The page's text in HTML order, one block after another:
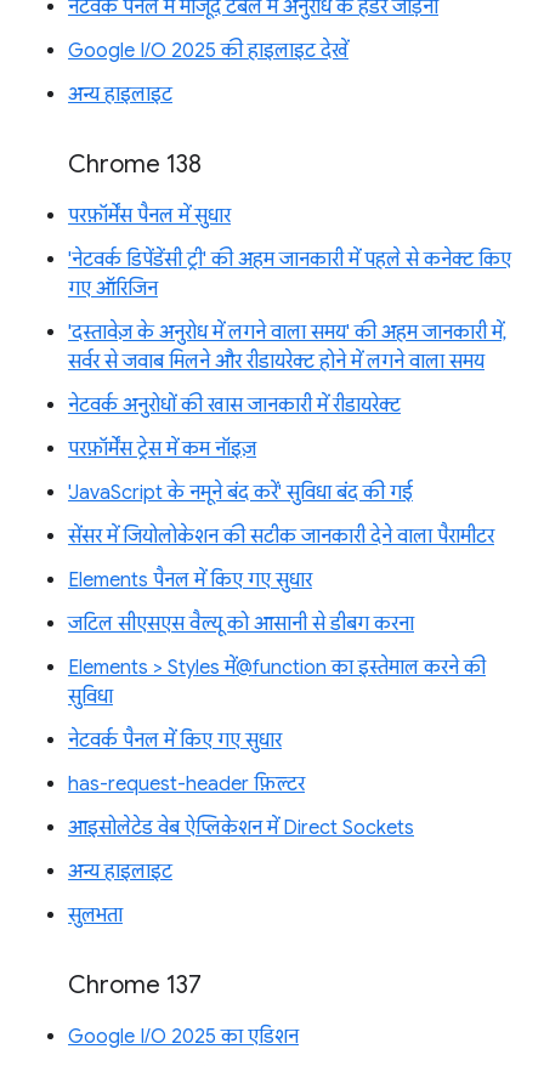
नेटवर्क पैनल में मौजूद टेबल में अनुरोध के हेडर जोड़ना
Google I/O 2025 की हाइलाइट देखें
अन्य हाइलाइट
Chrome 138
परफ़ॉर्मेंस पैनल में सुधार
'नेटवर्क डिपेंडेंसी ट्री' की अहम जानकारी में पहले से कनेक्ट किए
गए ऑरिजिन
'दस्तावेज़ के अनुरोध में लगने वाला समय' की अहम जानकारी में,
सर्वर से जवाब मिलने और रीडायरेक्ट होने में लगने वाला समय
नेटवर्क अनुरोधों की खास जानकारी में रीडायरेक्ट
परफ़ॉर्मेंस ट्रेस में कम नॉइज़
'JavaScript के नमूने बंद करें' सुविधा बंद की गई
सेंसर में जियोलोकेशन की सटीक जानकारी देने वाला पैरामीटर
Elements पैनल में किए गए सुधार
जटिल सीएसएस वैल्यू को आसानी से डीबग करना
Elements > Styles में@function का इस्तेमाल करने की
सुविधा
नेटवर्क पैनल में किए गए सुधार
has-request-header फ़िल्टर
आइसोलेटेड वेब ऐप्लिकेशन में Direct Sockets
अन्य हाइलाइट
सुलभता
Chrome 137
Google I/O 2025 का एडिशन